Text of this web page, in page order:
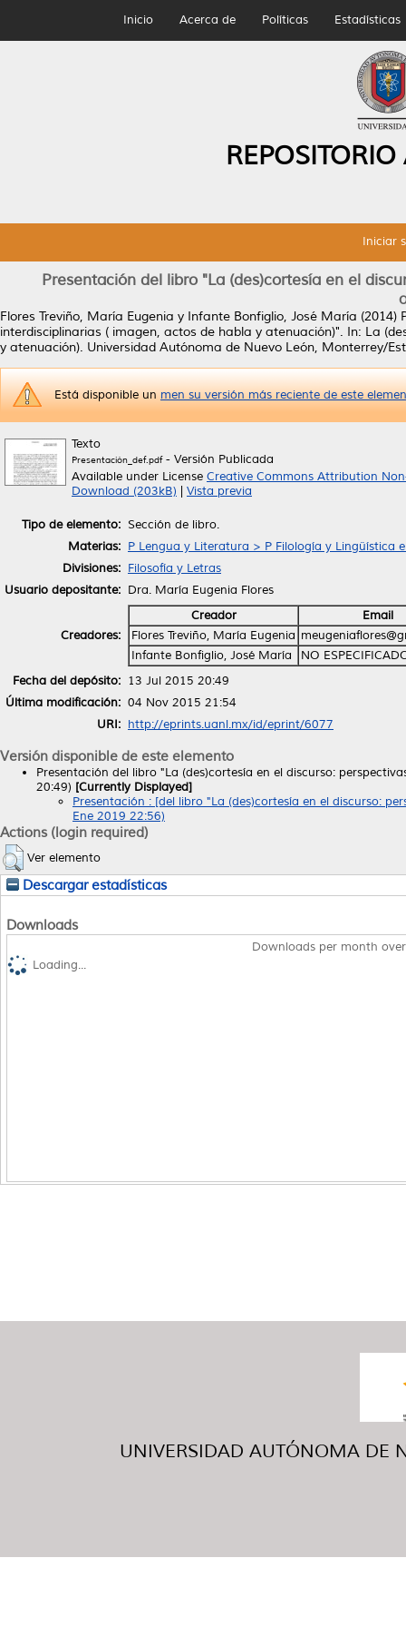
Inicio Acerca de Políticas Estadísticas
Iniciar
Presentación del libro "La (des)cortesía en el
Flores Treviño, María Eugenia y Infante Bonfiglio, José María (2014)
interdisciplinarias ( imagen, actos de habla y atenuación)". In: La
y atenuación). Universidad Autónoma de Nuevo León, Monterrey/
Está disponible unmen su versión más reciente de este
Texto
Presentación_def.pdf- Versión Publicada
Available under License Creative Commons Attribution
Download (203kB)
Vista previa
Tipo de elemento: Sección de libro.
Materias: P Lengua y Literatura > P Filología y Lingüística
Divisiones: Filosofía y Letras
Usuario depositante: Dra. María Eugenia Flores
Creadores:
Creador
Email
Flores Treviño, María Eugenia
Infante Bonfiglio, José María
NO
Fecha del depósito: 13 Jul 2015 20:49
Última modificación: 04 Nov 2015 21:54
URI: http://eprints.uanl.mx/id/eprint/6077
Versión disponible de este elemento
Presentación del libro "La (des)cortesía en el discurso:
20:49) [Currently Displayed]
Presentación : [del libro "La (des)cortesía en el discurso:
Ene 2019 22:56)
Actions (login required)
Ver elemento
Descargar estadísticas
Downloads
Downloads per month
Loading...
UNIVERSIDAD AUTÓNOMA DE